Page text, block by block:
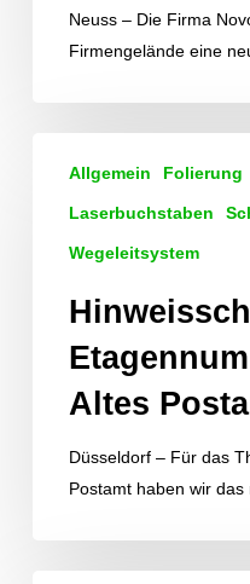
Neuss – Die Firma
Firmengelände eine
Etagennummerierung
Postamt
Allgemein Folierung
Laserbuchstaben
Wegeleitsystem
Altes
Düsseldorf – Für das
Postamt haben wir das